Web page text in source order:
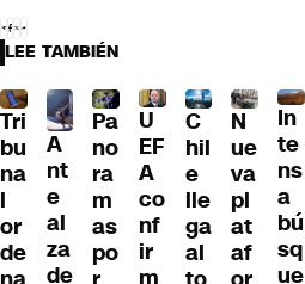
LEE TAMBIÉN
Tri
bu
na
l
or
de
A
nt
e
al
za
de
Pa
no
ra
m
as
po
U
EF
A
co
nf
ir
m
C
hil
e
lle
ga
al
N
ue
va
pl
at
af
In
te
ns
a
bú
sq
ue